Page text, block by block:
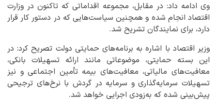
وی ادامه داد: در مقابل، مجموعه اقداماتی که تاکنون در وزارت
اقتصاد انجام شده و همچنین سیاست‌هایی که در دستور کار قرار
دارد، برای نمایندگان تشریح شد.
وزیر اقتصاد با اشاره به برنامه‌های حمایتی دولت تصریح کرد: در
این بسته حمایتی، موضوعاتی مانند ارائه تسهیلات بانکی،
معافیت‌های مالیاتی، معافیت‌های بیمه تأمین اجتماعی و نیز
تسهیلات سرمایه‌گذاری و سرمایه در گردش با نرخ‌های ترجیحی
پیش‌بینی شده که به‌زودی اجرایی خواهد شد.